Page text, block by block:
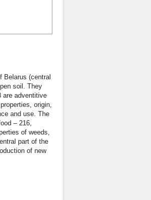
Belarus (central
soil. They
are adventitive
origin,
and use. The
– 216,
of weeds,
part of the
of new